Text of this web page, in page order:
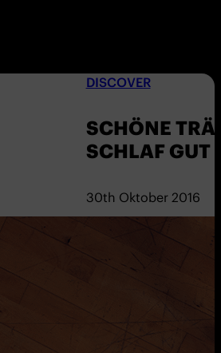
DISCOVER
SCHÖNE
SCHLAF GUT
30th Oktober 2016